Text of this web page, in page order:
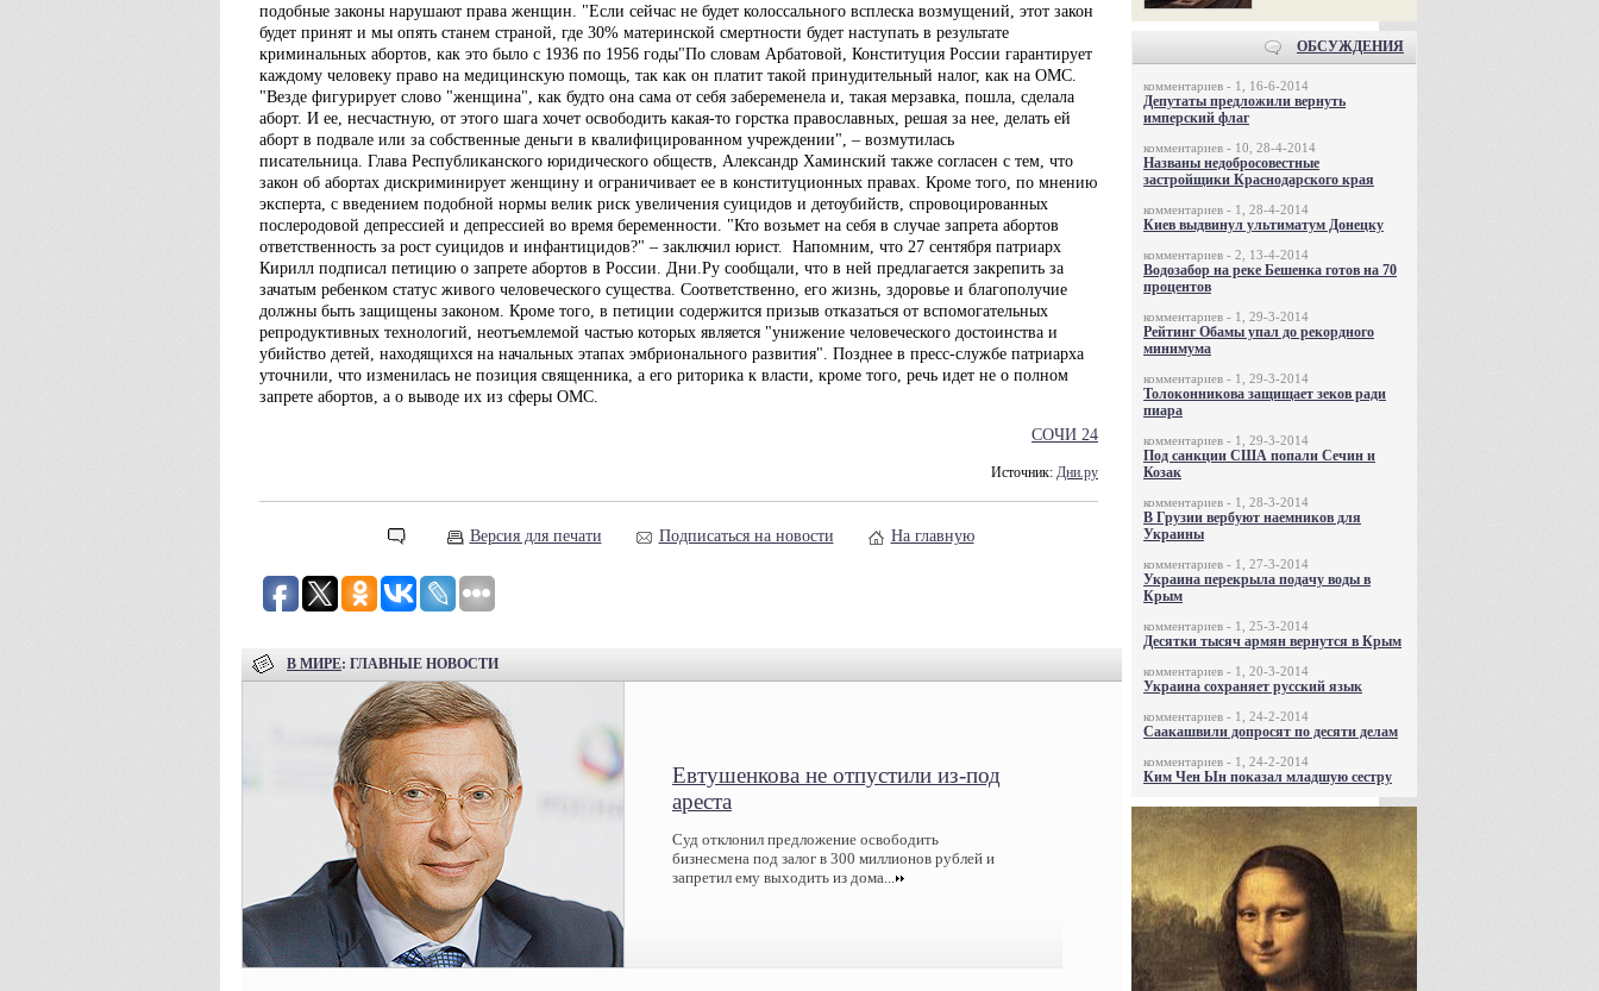
подобные законы нарушают права женщин. "Если сейчас не будет колоссального всплеска возмущений, этот закон
будет принят и мы опять станем страной, где 30% материнской смертности будет наступать в результате
криминальных абортов, как это было с 1936 по 1956 годы"По словам Арбатовой, Конституция России гарантирует
каждому человеку право на медицинскую помощь, так как он платит такой принудительный налог, как на ОМС.
"Везде фигурирует слово "женщина", как будто она сама от себя забеременела и, такая мерзавка, пошла, сделала
аборт. И ее, несчастную, от этого шага хочет освободить какая-то горстка православных, решая за нее, делать ей
аборт в подвале или за собственные деньги в квалифицированном учреждении", – возмутилась
писательница. Глава Республиканского юридического обществ, Александр Хаминский также согласен с тем, что
закон об абортах дискриминирует женщину и ограничивает ее в конституционных правах. Кроме того, по мнению
эксперта, с введением подобной нормы велик риск увеличения суицидов и детоубийств, спровоцированных
послеродовой депрессией и депрессией во время беременности. "Кто возьмет на себя в случае запрета абортов
ответственность за рост суицидов и инфантицидов?" – заключил юрист. Напомним, что 27 сентября патриарх
Кирилл подписал петицию о запрете абортов в России. Дни.Ру сообщали, что в ней предлагается закрепить за
зачатым ребенком статус живого человеческого существа. Соответственно, его жизнь, здоровье и благополучие
должны быть защищены законом. Кроме того, в петиции содержится призыв отказаться от вспомогательных
репродуктивных технологий, неотъемлемой частью которых является "унижение человеческого достоинства и
убийство детей, находящихся на начальных этапах эмбрионального развития". Позднее в пресс-службе патриарха
уточнили, что изменилась не позиция священника, а его риторика к власти, кроме того, речь идет не о полном
запрете абортов, а о выводе их из сферы ОМС.
СОЧИ 24
Источник: Дни.ру
Версия для печати Подписаться на новости На главную
В МИРЕ: ГЛАВНЫЕ НОВОСТИ
Евтушенкова не отпустили из-под
ареста
Суд отклонил предложение освободить
бизнесмена под залог в 300 миллионов рублей и
запретил ему выходить из дома...
ОБСУЖДЕНИЯ
комментариев - 1, 16-6-2014
Депутаты предложили вернуть
имперский флаг
комментариев - 10, 28-4-2014
Названы недобросовестные
застройщики Краснодарского края
комментариев - 1, 28-4-2014
Киев выдвинул ультиматум Донецку
комментариев - 2, 13-4-2014
Водозабор на реке Бешенка готов на 70
процентов
комментариев - 1, 29-3-2014
Рейтинг Обамы упал до рекордного
минимума
комментариев - 1, 29-3-2014
Толоконникова защищает зеков ради
пиара
комментариев - 1, 29-3-2014
Под санкции США попали Сечин и
Козак
комментариев - 1, 28-3-2014
В Грузии вербуют наемников для
Украины
комментариев - 1, 27-3-2014
Украина перекрыла подачу воды в
Крым
комментариев - 1, 25-3-2014
Десятки тысяч армян вернутся в Крым
комментариев - 1, 20-3-2014
Украина сохраняет русский язык
комментариев - 1, 24-2-2014
Саакашвили допросят по десяти делам
комментариев - 1, 24-2-2014
Ким Чен Ын показал младшую сестру